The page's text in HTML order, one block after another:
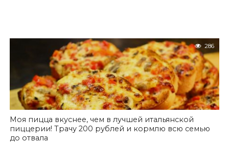
286
Моя пицца вкуснее, чем в лучшей итальянской
пиццерии! Трачу 200 рублей и кормлю всю семью
до отвала